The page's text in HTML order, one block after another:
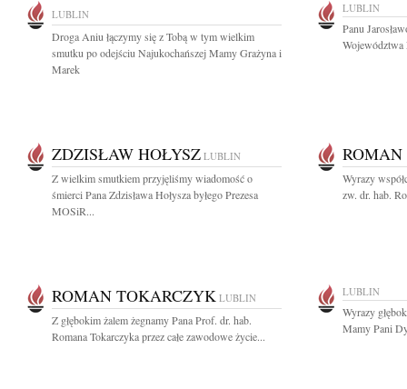
LUBLIN
Droga Aniu łączymy się z Tobą w tym wielkim
smutku po odejściu Najukochańszej Mamy Grażyna i
Marek
LUBLIN
Panu
Województwa
ZDZISŁAW HOŁYSZ LUBLIN
Z wielkim smutkiem przyjęliśmy wiadomość o
śmierci Pana Zdzisława Hołysza byłego Prezesa
MOSiR...
Wyrazy
zw. dr. hab.
ROMAN TOKARCZYK LUBLIN
Z głębokim żalem żegnamy Pana Prof. dr. hab.
Romana Tokarczyka przez całe zawodowe życie...
LUBLIN
Wyrazy
Mamy Pani